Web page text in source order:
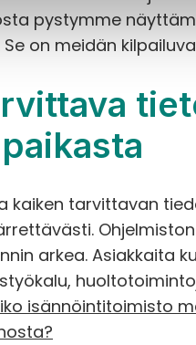
pystymme
on meidän
kaiken tarvittavan
arkea. Asiakkaita
isännöintitoimisto